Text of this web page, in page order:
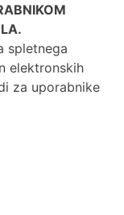
spletnega
elektronskih
za uporabnike